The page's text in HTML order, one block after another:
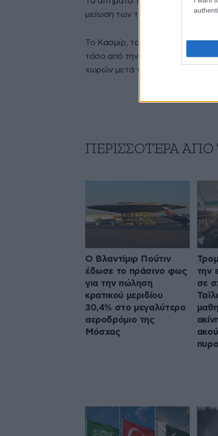
μείωση των τιμών ενέργειας
Το Κασμίρ, το οποίο έχει
τόσο από την Ινδία όσο και από
χωρών μετά την ανεξαρτησία
ΠΕΡΙΣΣΟΤΕΡΑ
Ο Βλαντίμιρ Πούτιν
έδωσε το πράσινο φως
για την πώληση
κρατικού μεριδίου
30,4% στο μεγαλύτερο
αεροδρόμιο της
Μόσχας
την
σε